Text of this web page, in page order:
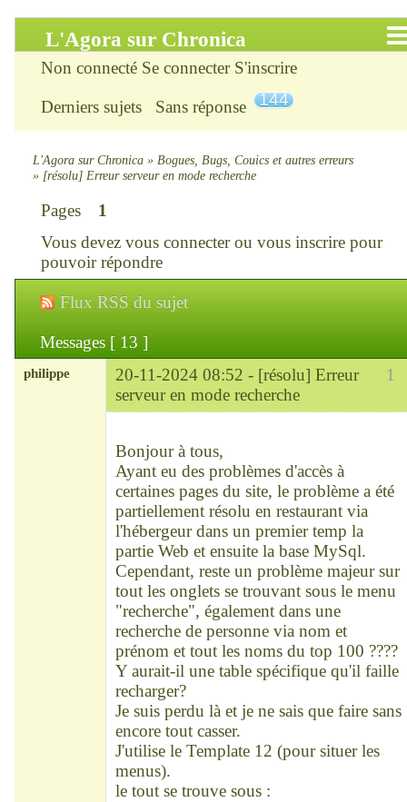
L'Agora sur Chronica
Accueil
Infos
Chercher
S’inscrire
Connexion
Chronica : le site
ChroniKat : les liens
CONTACT
Non connecté Se connecter S'inscrire
Derniers sujets Sans réponse 144
L'Agora sur Chronica » Bogues, Bugs, Couics et autres erreurs
» [résolu] Erreur serveur en mode recherche
Pages
1
Vous devez vous connecterou vous inscrirepour
pouvoir répondre
Flux RSS du sujet
Messages [ 13 ]
1
philippe 20-11-2024 08:52 - [résolu] Erreur
serveur en mode recherche
Bonjour à tous,
Ayant eu des problèmes d'accès à
certaines pages du site, le problème a été
partiellement résolu en restaurant via
l'hébergeur dans un premier temp la
partie Web et ensuite la base MySql.
Cependant, reste un problème majeur sur
tout les onglets se trouvant sous le menu
"recherche", également dans une
recherche de personne via nom et
prénom et tout les noms du top 100 ????
Y aurait-il une table spécifique qu'il faille
recharger?
Je suis perdu là et je ne sais que faire sans
encore tout casser.
J'utilise le Template 12 (pour situer les
menus).
le tout se trouve sous :